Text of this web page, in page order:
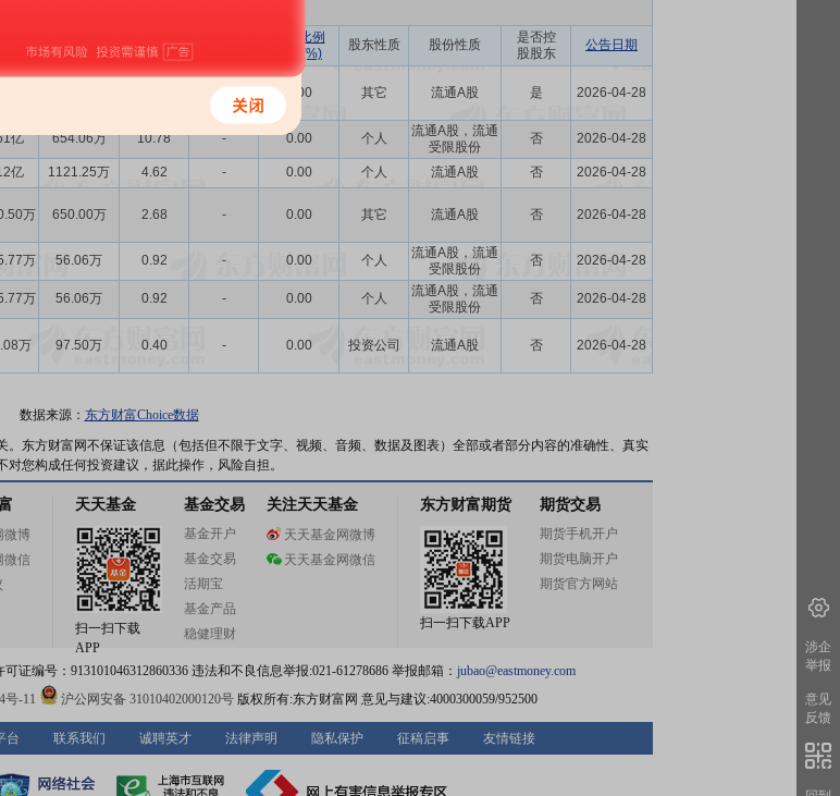
数量(股)
(%)
持股比例
变动(%)
股东性质 股份性质
是否控
股股东
公告日期
- 0.00 其它 流通A股 是 2026-04-28
亿 654.06万 10.78 - 0.00 个人
流通A股，流通
受限股份
否 2026-04-28
亿 1121.25万 4.62 - 0.00 个人 流通A股 否 2026-04-28
万 650.00万 2.68 - 0.00 其它 流通A股 否 2026-04-28
万 56.06万 0.92 - 0.00 个人
流通A股，流通
受限股份
否 2026-04-28
万 56.06万 0.92 - 0.00 个人
流通A股，流通
受限股份
否 2026-04-28
万 97.50万 0.40 - 0.00 投资公司 流通A股 否 2026-04-28
数据来源： 东方财富Choice数据
东方财富网不保证该信息（包括但不限于文字、视频、音频、数据及图表）全部或者部分内容的准确性、真实
您构成任何投资建议，据此操作，风险自担。
微博
微信
天天基金
扫一扫下载
APP
基金交易
基金开户
基金交易
活期宝
基金产品
稳健理财
关注天天基金
天天基金网微博
天天基金网微信
东方财富期货
扫一扫下载APP
期货交易
期货手机开户
期货电脑开户
期货官方网站
编号：913101046312860336 违法和不良信息举报:021-61278686 举报邮箱： jubao@eastmoney.com
号-11 沪公网安备 31010402000120号版权所有:东方财富网 意见与建议:4000300059/952500
台 联系我们 诚聘英才 法律声明 隐私保护 征稿启事 友情链接
涉企
举报
意见
反馈